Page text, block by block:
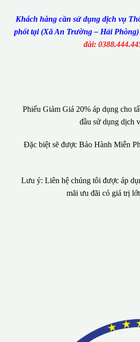
Khách hàng cần sử dụng dịch vụ
phốt tại (Xã An Trường – Hải
đài: